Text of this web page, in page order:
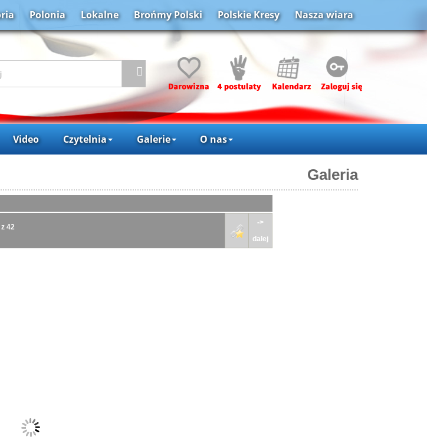
Polonia Lokalne Brońmy Polski Polskie Kresy Nasza wiara
Video Czytelnia Galerie O nas
Galeria
42
->
dalej